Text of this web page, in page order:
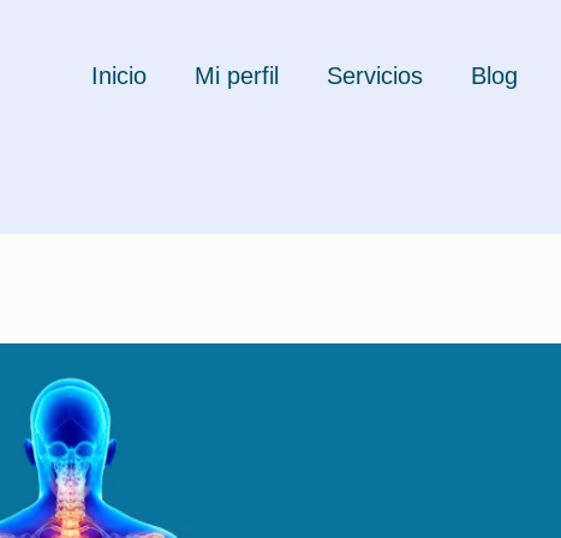
Inicio Mi perfil Servicios Blog